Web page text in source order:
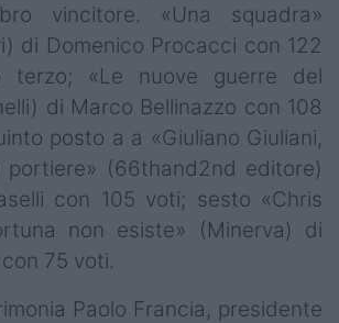
vincitore. «Una squadra»
di Domenico Procacci con 122
terzo; «Le nuove guerre del
di Marco Bellinazzo con 108
posto a a «Giuliano Giuliani,
(66thand2nd editore)
con 105 voti; sesto «Chris
non esiste» (Minerva) di
75 voti.
Paolo Francia, presidente